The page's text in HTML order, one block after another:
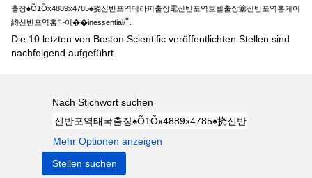
출장♠Õ1Õx4889x4785♠挠신반포역테라피출장雮신반포역호텔출장簺신반포역홈케어
繜신반포역홈타이��inessential/".
Die 10 letzten von Boston Scientific veröffentlichten Stellen sind
nachfolgend aufgeführt.
Nach Stichwort suchen
Mehr Optionen anzeigen